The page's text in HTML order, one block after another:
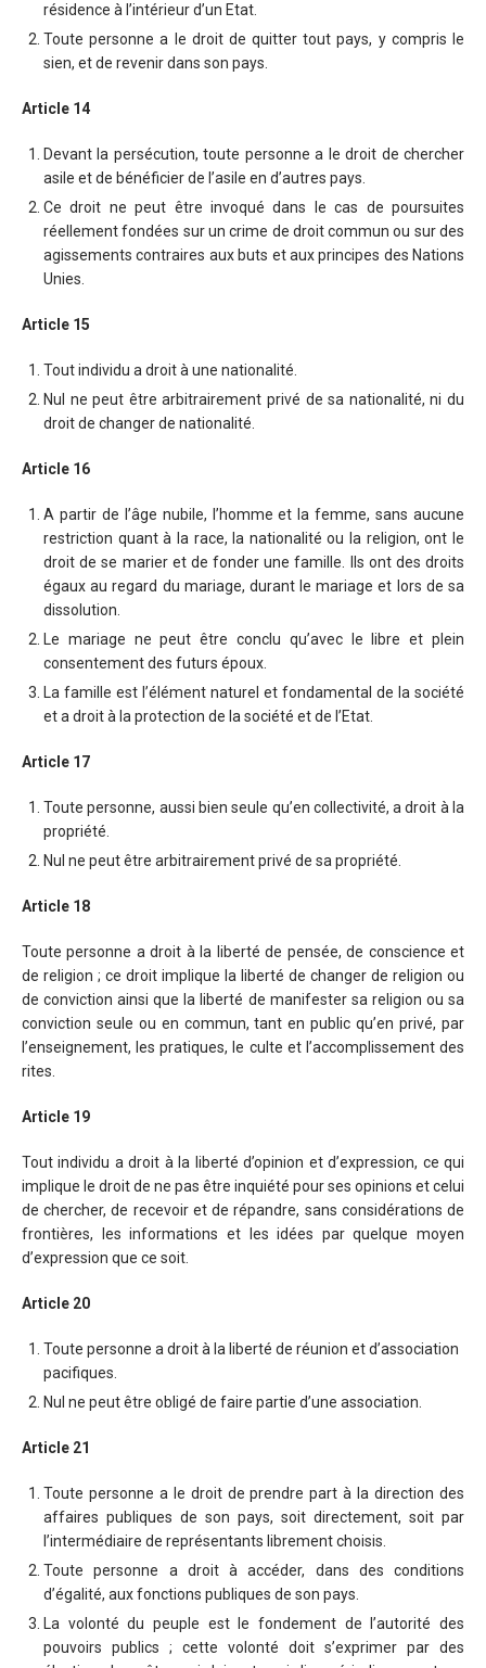
résidence à l’intérieur d’un Etat.
Toute personne a le droit de quitter tout pays, y compris le
sien, et de revenir dans son pays.
Article 14
Devant la persécution, toute personne a le droit de chercher
asile et de bénéficier de l’asile en d’autres pays.
Ce droit ne peut être invoqué dans le cas de poursuites
réellement fondées sur un crime de droit commun ou sur des
agissements contraires aux buts et aux principes des Nations
Unies.
Article 15
Tout individu a droit à une nationalité.
Nul ne peut être arbitrairement privé de sa nationalité, ni du
droit de changer de nationalité.
Article 16
A partir de l’âge nubile, l’homme et la femme, sans aucune
restriction quant à la race, la nationalité ou la religion, ont le
droit de se marier et de fonder une famille. Ils ont des droits
égaux au regard du mariage, durant le mariage et lors de sa
dissolution.
Le mariage ne peut être conclu qu’avec le libre et plein
consentement des futurs époux.
La famille est l’élément naturel et fondamental de la société
et a droit à la protection de la société et de l’Etat.
Article 17
Toute personne, aussi bien seule qu’en collectivité, a droit à la
propriété.
Nul ne peut être arbitrairement privé de sa propriété.
Article 18
Toute personne a droit à la liberté de pensée, de conscience et
de religion ; ce droit implique la liberté de changer de religion ou
de conviction ainsi que la liberté de manifester sa religion ou sa
conviction seule ou en commun, tant en public qu’en privé, par
l’enseignement, les pratiques, le culte et l’accomplissement des
rites.
Article 19
Tout individu a droit à la liberté d’opinion et d’expression, ce qui
implique le droit de ne pas être inquiété pour ses opinions et celui
de chercher, de recevoir et de répandre, sans considérations de
frontières, les informations et les idées par quelque moyen
d’expression que ce soit.
Article 20
Toute personne a droit à la liberté de réunion et d’association
pacifiques.
Nul ne peut être obligé de faire partie d’une association.
Article 21
Toute personne a le droit de prendre part à la direction des
affaires publiques de son pays, soit directement, soit par
l’intermédiaire de représentants librement choisis.
Toute personne a droit à accéder, dans des conditions
d’égalité, aux fonctions publiques de son pays.
La volonté du peuple est le fondement de l’autorité des
pouvoirs publics ; cette volonté doit s’exprimer par des